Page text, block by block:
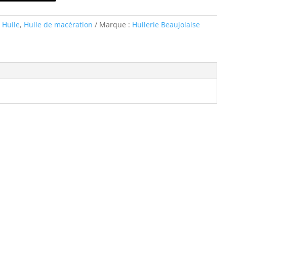
Huile, Huile de macération Marque : Huilerie Beaujolaise